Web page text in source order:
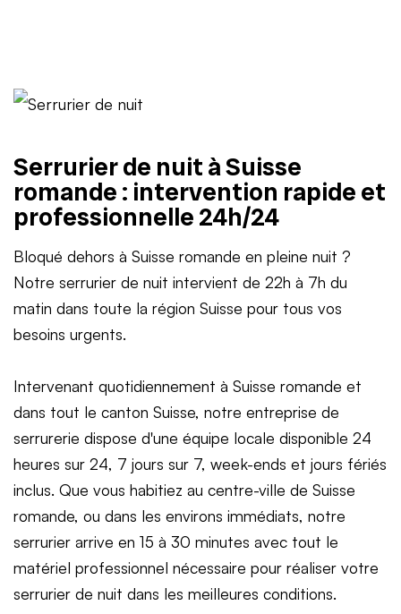
Serrurier de nuit à Suisse
romande : intervention rapide et
professionnelle 24h/24
Bloqué dehors à Suisse romande en pleine nuit ?
Notre serrurier de nuit intervient de 22h à 7h du
matin dans toute la région Suisse pour tous vos
besoins urgents.
Intervenant quotidiennement à Suisse romande et
dans tout le canton Suisse, notre entreprise de
serrurerie dispose d'une équipe locale disponible 24
heures sur 24, 7 jours sur 7, week-ends et jours fériés
inclus. Que vous habitiez au centre-ville de Suisse
romande, ou dans les environs immédiats, notre
serrurier arrive en 15 à 30 minutes avec tout le
matériel professionnel nécessaire pour réaliser votre
serrurier de nuit dans les meilleures conditions.